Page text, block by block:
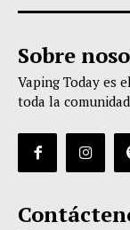
Sobre
Vaping Today es
toda la